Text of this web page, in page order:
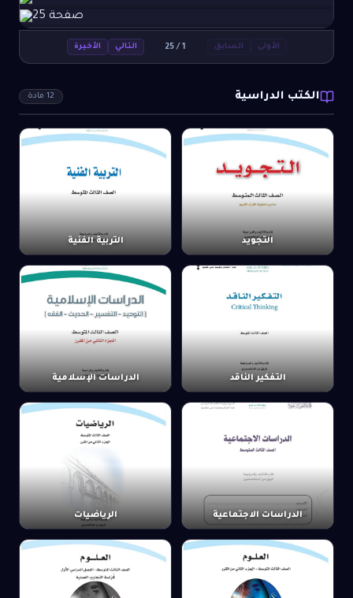
الأولى السابق 1
/
25 التالي الأخيرة
الكتب الدراسية 12 مادة
التجويد التربية الفنية
التفكير الناقد الدراسات الإسلامية
الدراسات الاجتماعية الرياضيات